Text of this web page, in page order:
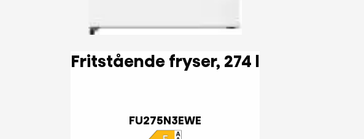
Fritstående fryser, 274 l
FU275N3EWE